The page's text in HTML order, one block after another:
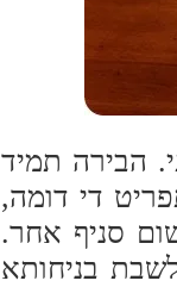
הבירה תמיד
די דומה,
סניף אחר.
בניחותא